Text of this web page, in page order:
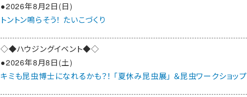
●2026年8月2日(日)
トントン鳴らそう！ たいこづくり
◇◆ハウジングイベント◆◇
●2026年8月8日(土)
キミも昆虫博士になれるかも？！ 「夏休み昆虫展」 ＆昆虫ワークショップ